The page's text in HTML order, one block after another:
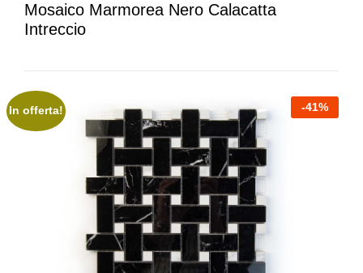
Mosaico Marmorea Nero Calacatta
Intreccio
In offerta! -41%